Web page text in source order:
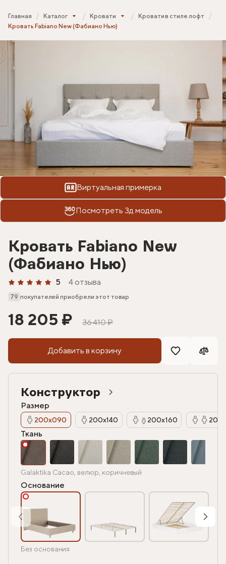
Главная Каталог Кровати
Кровати в стиле лофт
Кровать Fabiano New (Фабиано Нью)
Виртуальная примерка
Посмотреть 3д модель
Кровать Fabiano New
(Фабиано Нью)
5 4 отзыва
79 покупателей приобрели этот товар
18 205 ₽ 36 410 ₽
Добавить в корзину
Конструктор
Размер
200х090 200х140 200х160
Ткань
Galaktika Cacao, велюр, коричневый
Основание
Без основания